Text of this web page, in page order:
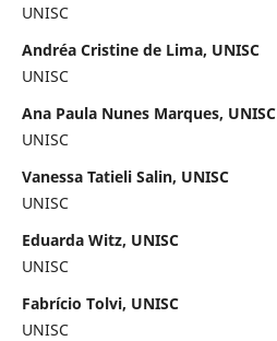
UNISC
Andréa Cristine de Lima, UNISC
UNISC
Ana Paula Nunes Marques, UNISC
UNISC
Vanessa Tatieli Salin, UNISC
UNISC
Eduarda Witz, UNISC
UNISC
Fabrício Tolvi, UNISC
UNISC